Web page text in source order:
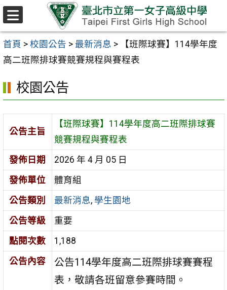
跳至主要內容區
首頁 > 校園公告 > 最新消息 >
【班際球賽】114學年度
高二班際排球賽競賽規程與賽程表
校園公告
公告主旨
【班際球賽】114學年度高二班際排球賽
競賽規程與賽程表
發佈日期
2026 年 4 月 05 日
發佈單位
體育組
公告類別
最新消息, 學生園地
公告等級
重要
點閱次數
1,188
公告內容
公告114學年度高二班際排球賽賽程
表，敬請各班留意參賽時間。
選
單